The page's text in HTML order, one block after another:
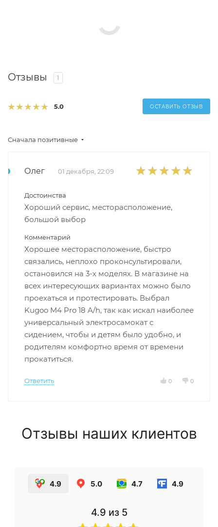
Отзывы 1
5.0 ОСТАВИТЬ ОТЗЫВ
Сначала позитивные
Олег 01 декабря, 22:09
Достоинства
Хороший сервис, месторасположение,
большой выбор
Комментарий
Хорошее месторасположение, быстро
связались, неплохо проконсультировали,
остановился на 3-х моделях. В магазине на
всех интересующих вариантах можно было
проехаться и протестировать. Выбрал
Kugoo M4 Pro 18 A/h, так как искал наиболее
универсальный электросамокат с
сидением, чтобы и детям было удобно, и
родителям комфортно время от времени
прокатиться.
Ответить 0 0
Отзывы наших клиентов
4.9 5.0 4.7 4.9
4.9 из 5